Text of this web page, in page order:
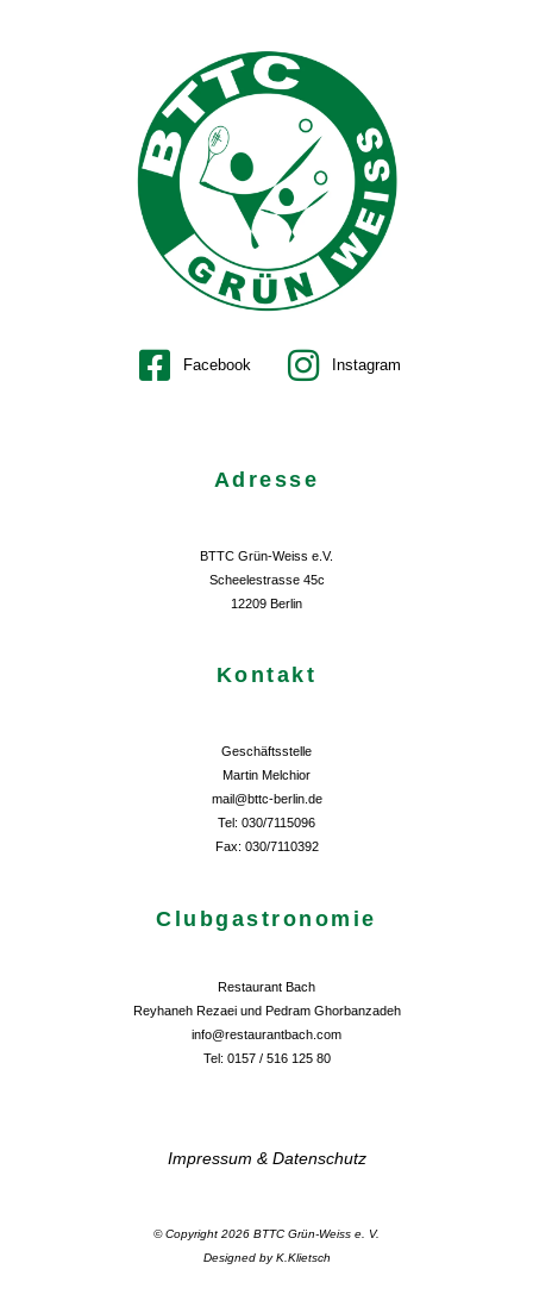
Facebook Instagram
Adresse
BTTC Grün-Weiss e.V.
Scheelestrasse 45c
12209 Berlin
Kontakt
Geschäftsstelle
Martin Melchior
mail@bttc-berlin.de
Tel: 030/7115096
Fax: 030/7110392
Clubgastronomie
Restaurant Bach
Reyhaneh Rezaei und Pedram Ghorbanzadeh
info@restaurantbach.com
Tel: 0157 / 516 125 80
Impressum & Datenschutz
© Copyright 2026 BTTC Grün-Weiss e. V.
Designed by K.Klietsch